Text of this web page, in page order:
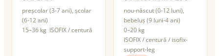
preșcolar (3-7 ani), școlar
(6-12 ani)
15–36 kg ISOFIX / centură
nou-născut (0-12 luni),
bebeluș (9 luni-4 ani)
0–20 kg
ISOFIX / centură / isofix-
support-leg